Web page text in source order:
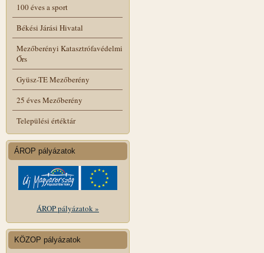
100 éves a sport
Békési Járási Hivatal
Mezőberényi Katasztrófavédelmi
Őrs
Gyüsz-TE Mezőberény
25 éves Mezőberény
Települési értéktár
ÁROP pályázatok
ÁROP pályázatok »
KÖZOP pályázatok